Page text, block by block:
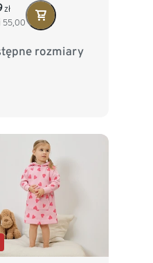
zł
55,00
rozmiary
134/140